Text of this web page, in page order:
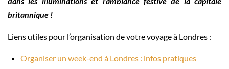
britannique !
Liens utiles pour l’organisation de votre voyage à Londres :
Organiser un week-end à Londres : infos pratiques